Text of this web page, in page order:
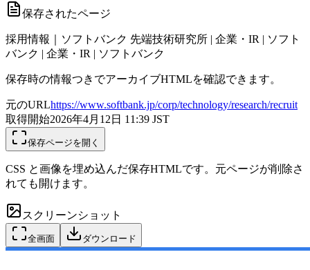
保存されたページ
採用情報｜ソフトバンク 先端技術研究所 | 企業・IR | ソフト
バンク | 企業・IR | ソフトバンク
保存時の情報つきでアーカイブHTMLを確認できます。
元のURLhttps://www.softbank.jp/corp/technology/research/recruit
取得開始2026年4月12日 11:39 JST
保存ページを開く
CSS と画像を埋め込んだ保存HTMLです。元ページが削除さ
れても開けます。
スクリーンショット
全画面 ダウンロード